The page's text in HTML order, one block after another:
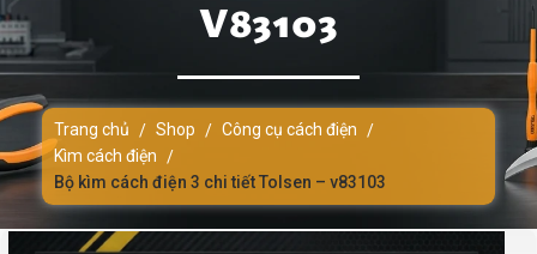
V83103
Trang chủ / Shop / Công cụ cách điện /
Kìm cách điện /
Bộ kìm cách điện 3 chi tiết Tolsen – v83103